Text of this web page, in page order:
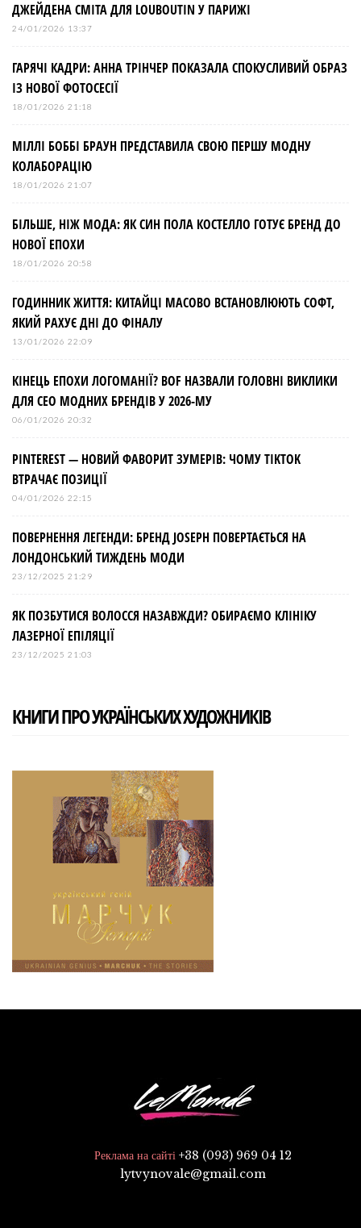
ДЖЕЙДЕНА СМІТА ДЛЯ LOUBOUTIN У ПАРИЖІ
24/01/2026 13:37
ГАРЯЧІ КАДРИ: АННА ТРІНЧЕР ПОКАЗАЛА СПОКУСЛИВИЙ ОБРАЗ
ІЗ НОВОЇ ФОТОСЕСІЇ
18/01/2026 21:18
МІЛЛІ БОББІ БРАУН ПРЕДСТАВИЛА СВОЮ ПЕРШУ МОДНУ
КОЛАБОРАЦІЮ
18/01/2026 21:07
БІЛЬШЕ, НІЖ МОДА: ЯК СИН ПОЛА КОСТЕЛЛО ГОТУЄ БРЕНД ДО
НОВОЇ ЕПОХИ
18/01/2026 20:58
ГОДИННИК ЖИТТЯ: КИТАЙЦІ МАСОВО ВСТАНОВЛЮЮТЬ СОФТ,
ЯКИЙ РАХУЄ ДНІ ДО ФІНАЛУ
13/01/2026 22:09
КІНЕЦЬ ЕПОХИ ЛОГОМАНІЇ? BOF НАЗВАЛИ ГОЛОВНІ ВИКЛИКИ
ДЛЯ СЕО МОДНИХ БРЕНДІВ У 2026-МУ
06/01/2026 20:32
PINTEREST — НОВИЙ ФАВОРИТ ЗУМЕРІВ: ЧОМУ TIKTOK
ВТРАЧАЄ ПОЗИЦІЇ
04/01/2026 22:15
ПОВЕРНЕННЯ ЛЕГЕНДИ: БРЕНД JOSEPH ПОВЕРТАЄТЬСЯ НА
ЛОНДОНСЬКИЙ ТИЖДЕНЬ МОДИ
23/12/2025 21:29
ЯК ПОЗБУТИСЯ ВОЛОССЯ НАЗАВЖДИ? ОБИРАЄМО КЛІНІКУ
ЛАЗЕРНОЇ ЕПІЛЯЦІЇ
23/12/2025 21:03
КНИГИ ПРО УКРАЇНСЬКИХ ХУДОЖНИКІВ
Реклама на сайті +38 (093) 969 04 12
lytvynovale@gmail.com